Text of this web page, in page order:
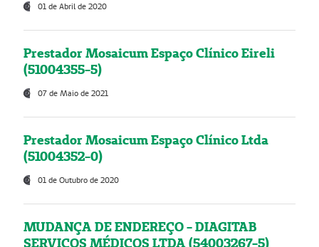
01 de Abril de 2020
Prestador Mosaicum Espaço Clínico Eireli
(51004355-5)
07 de Maio de 2021
Prestador Mosaicum Espaço Clínico Ltda
(51004352-0)
01 de Outubro de 2020
MUDANÇA DE ENDEREÇO - DIAGITAB
SERVIÇOS MÉDICOS LTDA (54003267-5)